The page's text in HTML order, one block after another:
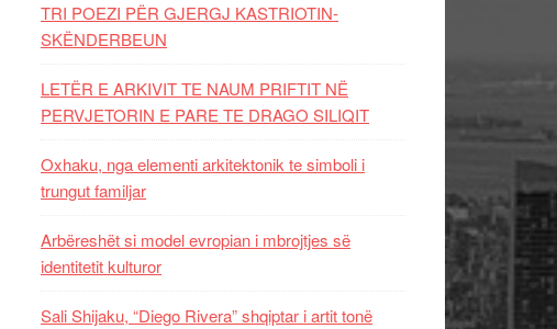
TRI POEZI PËR GJERGJ KASTRIOTIN-
SKËNDERBEUN
LETËR E ARKIVIT TE NAUM PRIFTIT NË
PERVJETORIN E PARE TE DRAGO SILIQIT
Oxhaku, nga elementi arkitektonik te simboli i
trungut familjar
Arbëreshët si model evropian i mbrojtjes së
identitetit kulturor
Sali Shijaku, “Diego Rivera” shqiptar i artit tonë